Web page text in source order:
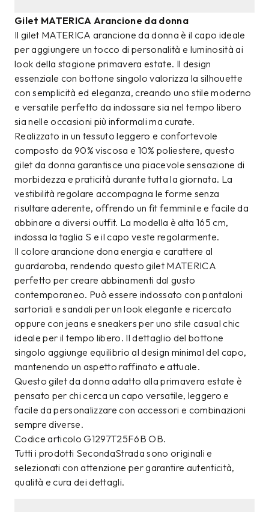
Gilet MATERICA Arancione da donna
Il gilet MATERICA arancione da donna è il capo ideale
per aggiungere un tocco di personalità e luminosità ai
look della stagione primavera estate. Il design
essenziale con bottone singolo valorizza la silhouette
con semplicità ed eleganza, creando uno stile moderno
e versatile perfetto da indossare sia nel tempo libero
sia nelle occasioni più informali ma curate.
Realizzato in un tessuto leggero e confortevole
composto da 90% viscosa e 10% poliestere, questo
gilet da donna garantisce una piacevole sensazione di
morbidezza e praticità durante tutta la giornata. La
vestibilità regolare accompagna le forme senza
risultare aderente, offrendo un fit femminile e facile da
abbinare a diversi outfit. La modella è alta 165 cm,
indossa la taglia S e il capo veste regolarmente.
Il colore arancione dona energia e carattere al
guardaroba, rendendo questo gilet MATERICA
perfetto per creare abbinamenti dal gusto
contemporaneo. Può essere indossato con pantaloni
sartoriali e sandali per un look elegante e ricercato
oppure con jeans e sneakers per uno stile casual chic
ideale per il tempo libero. Il dettaglio del bottone
singolo aggiunge equilibrio al design minimal del capo,
mantenendo un aspetto raffinato e attuale.
Questo gilet da donna adatto alla primavera estate è
pensato per chi cerca un capo versatile, leggero e
facile da personalizzare con accessori e combinazioni
sempre diverse.
Codice articolo G1297T25F6B OB.
Tutti i prodotti SecondaStrada sono originali e
selezionati con attenzione per garantire autenticità,
qualità e cura dei dettagli.